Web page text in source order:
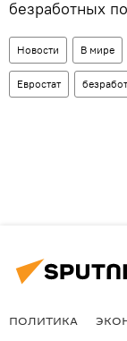
безработных
Новости В мире
Евростат
ПОЛИТИКА